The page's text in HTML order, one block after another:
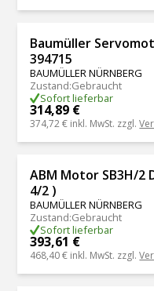
Baumüller
394715
BAUMÜLLER NÜRNBERG
Zustand:Gebraucht
Sofort lieferbar
314,89 €
374,72 € inkl. MwSt. zzgl.
ABM Motor SB3H/2
4/2 )
BAUMÜLLER NÜRNBERG
Zustand:Gebraucht
Sofort lieferbar
393,61 €
468,40 € inkl. MwSt. zzgl.